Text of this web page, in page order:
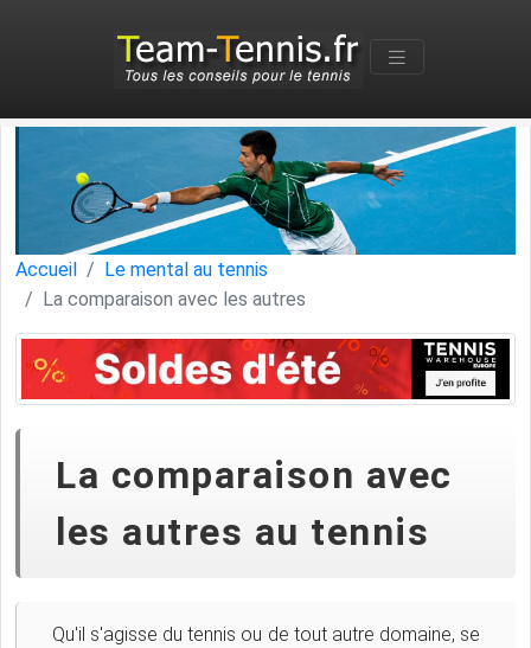
Accueil
Le mental au tennis
La comparaison avec les autres
La comparaison avec
les autres au tennis
Qu'il s'agisse du tennis ou de tout autre domaine, se